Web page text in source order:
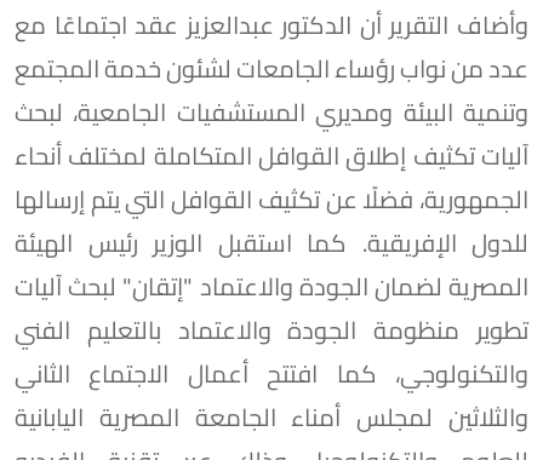
وأضاف التقرير أن الدكتور عبدالعزيز عقد اجتماعًا مع
عدد من نواب رؤساء الجامعات لشئون خدمة المجتمع
وتنمية البيئة ومديري المستشفيات الجامعية، لبحث
آليات تكثيف إطلاق القوافل المتكاملة لمختلف أنحاء
الجمهورية، فضلًا عن تكثيف القوافل التي يتم إرسالها
للدول الإفريقية. كما استقبل الوزير رئيس الهيئة
المصرية لضمان الجودة والاعتماد "إتقان" لبحث آليات
تطوير منظومة الجودة والاعتماد بالتعليم الفني
والتكنولوجي، كما افتتح أعمال الاجتماع الثاني
والثلاثين لمجلس أمناء الجامعة المصرية اليابانية